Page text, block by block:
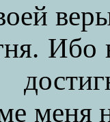
меня